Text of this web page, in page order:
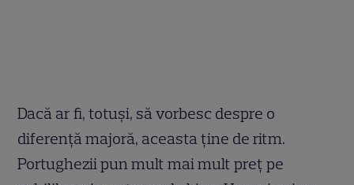
Dacă ar fi, totuși, să vorbesc despre o
diferență majoră, aceasta ține de ritm.
Portughezii pun mult mai mult preț pe